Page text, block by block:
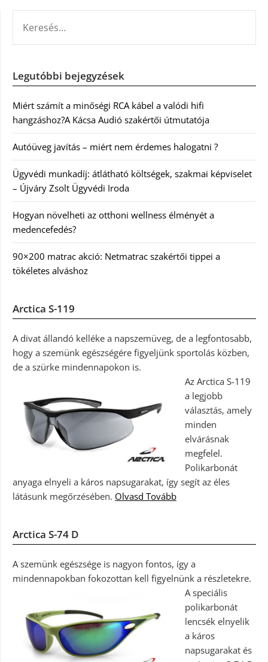
Legutóbbi bejegyzések
Miért számít a minőségi RCA kábel a valódi hifi
hangzáshoz?A Kácsa Audió szakértői útmutatója
Autóüveg javítás – miért nem érdemes halogatni ?
Ügyvédi munkadíj: átlátható költségek, szakmai képviselet
– Újváry Zsolt Ügyvédi Iroda
Hogyan növelheti az otthoni wellness élményét a
medencefedés?
90×200 matrac akció: Netmatrac szakértői tippei a
tökéletes alváshoz
Arctica S-119
A divat állandó kelléke a napszemüveg, de a legfontosabb,
hogy a szemünk egészségére figyeljünk sportolás közben,
de a szürke mindennapokon is.
Az Arctica S-119
a legjobb
választás, amely
minden
elvárásnak
megfelel.
Polikarbonát
anyaga elnyeli a káros napsugarakat, így segít az éles
látásunk megőrzésében. Olvasd Tovább
Arctica S-74 D
A szemünk egészsége is nagyon fontos, így a
mindennapokban fokozottan kell figyelnünk a részletekre.
A speciális
polikarbonát
lencsék elnyelik
a káros
napsugarakat és